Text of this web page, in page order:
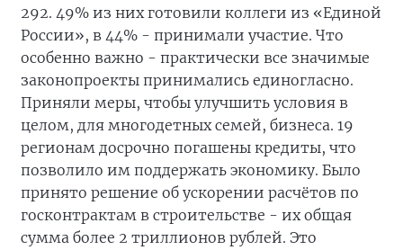
292. 49% из них готовили коллеги из «Единой
России», в 44% - принимали участие. Что
особенно важно - практически все значимые
законопроекты принимались единогласно.
Приняли меры, чтобы улучшить условия в
целом, для многодетных семей, бизнеса. 19
регионам досрочно погашены кредиты, что
позволило им поддержать экономику. Было
принято решение об ускорении расчётов по
госконтрактам в строительстве - их общая
сумма более 2 триллионов рублей. Это